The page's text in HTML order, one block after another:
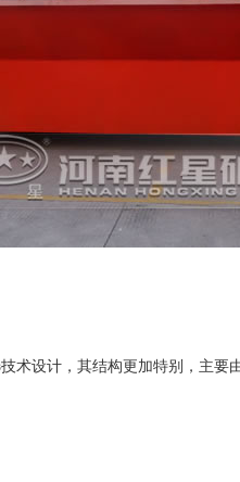
术设计，其结构更加特别，主